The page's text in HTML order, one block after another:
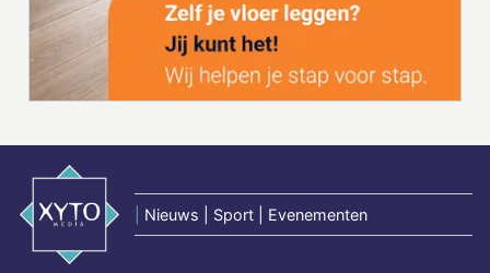
Nieuws | Sport | Evenementen